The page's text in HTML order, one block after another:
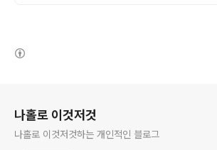
나홀로 이것저것
나홀로 이것저것하는 개인적인 블로그